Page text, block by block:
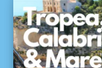
ACCETTO di
Acconsento a
ricezione del mio